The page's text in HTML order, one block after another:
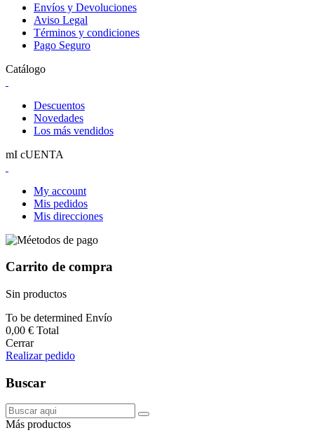
Envíos y Devoluciones
Aviso Legal
Términos y condiciones
Pago Seguro
Catálogo
Descuentos
Novedades
Los más vendidos
mI cUENTA
My account
Mis pedidos
Mis direcciones
Carrito de compra
Sin productos
To be determined Envío
0,00 € Total
Cerrar
Realizar pedido
Buscar
Más productos